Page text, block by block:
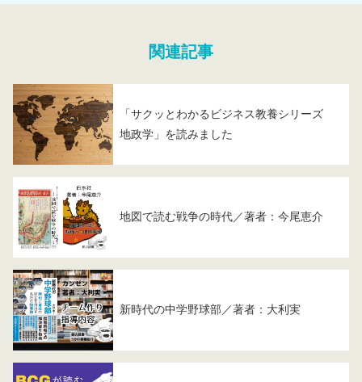
関連記事
「サクッとわかるビジネス教養シリーズ
地政学」を読みました
地図で読む戦争の時代／著者：今尾恵介
新時代の中学野球部／著者：大利実